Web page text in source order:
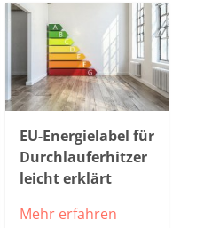
EU-Energielabel für
Durchlauferhitzer
leicht erklärt
Mehr erfahren